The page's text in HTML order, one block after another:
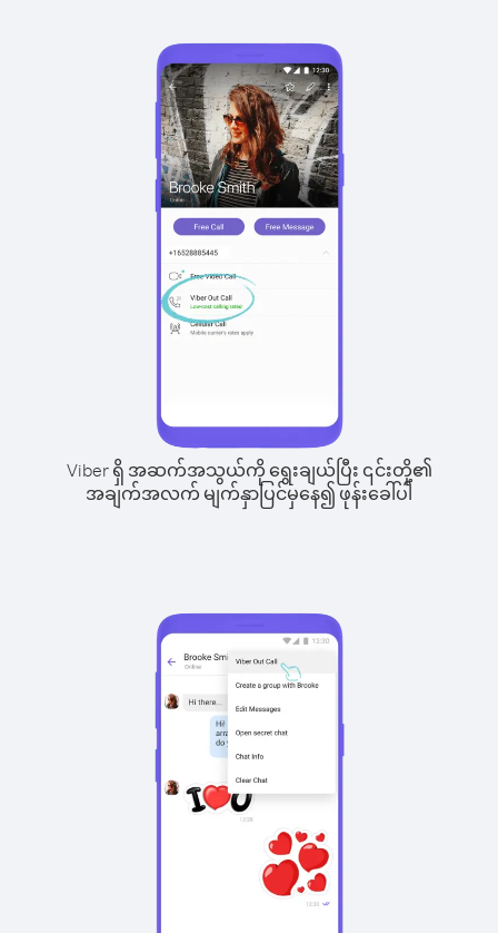
Viber ရှိ အဆက်အသွယ်ကို ရွေးချယ်ပြီး ၎င်းတို့၏
အချက်အလက် မျက်နှာပြင်မှနေ၍ ဖုန်းခေါ်ပါ